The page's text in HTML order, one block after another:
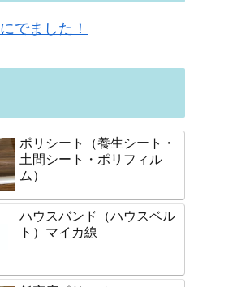
でました！
ポリシート（養生シート・
土間シート・ポリフィル
ム）
ハウスバンド（ハウスベル
ト）マイカ線